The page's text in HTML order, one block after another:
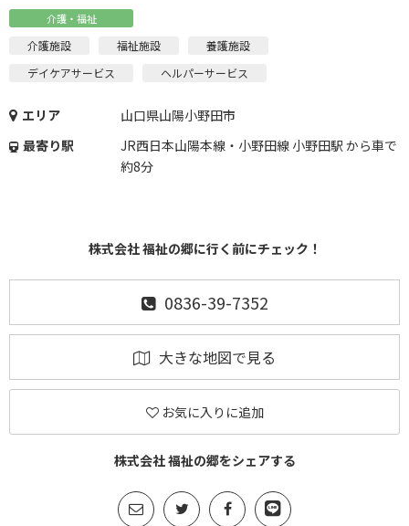
介護・福祉
介護施設 福祉施設
養護施設
デイケアサービス
ヘルパーサービス
エリア
山口県山陽小野田市
最寄り駅
JR西日本山陽本線・小野田線 小野田駅 から車で
約8分
株式会社 福祉の郷に行く前にチェック！
0836-39-7352
大きな地図で見る
お気に入りに追加
株式会社 福祉の郷をシェアする